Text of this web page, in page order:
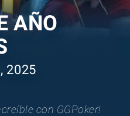
AÑO
2025
con GGPoker!